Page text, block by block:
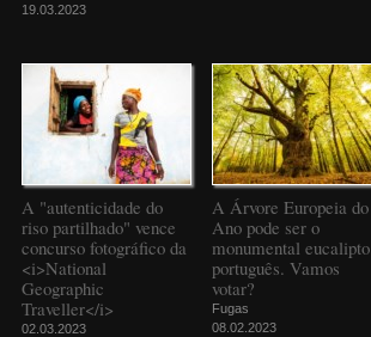
19.03.2023
A "autenticidade do
riso partilhado" vence
concurso fotográfico da
<i>National
Geographic
Traveller</i>
02.03.2023
A Árvore Europeia do
Ano pode ser o
monumental eucalipto
português. Vamos
votar?
Fugas
08.02.2023